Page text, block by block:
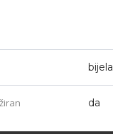
bijela
da